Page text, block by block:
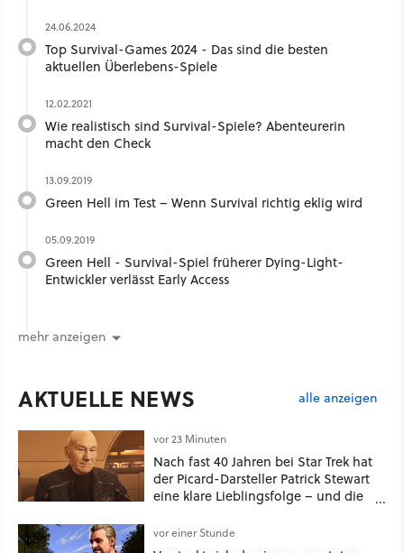
24.06.2024
Top Survival-Games 2024 - Das sind die besten
aktuellen Überlebens-Spiele
12.02.2021
Wie realistisch sind Survival-Spiele? Abenteurerin
macht den Check
13.09.2019
Green Hell im Test – Wenn Survival richtig eklig wird
05.09.2019
Green Hell - Survival-Spiel früherer Dying-Light-
Entwickler verlässt Early Access
mehr anzeigen
AKTUELLE NEWS alle anzeigen
vor 23 Minuten
Nach fast 40 Jahren bei Star Trek hat
der Picard-Darsteller Patrick Stewart
eine klare Lieblingsfolge – und die
vor einer Stunde